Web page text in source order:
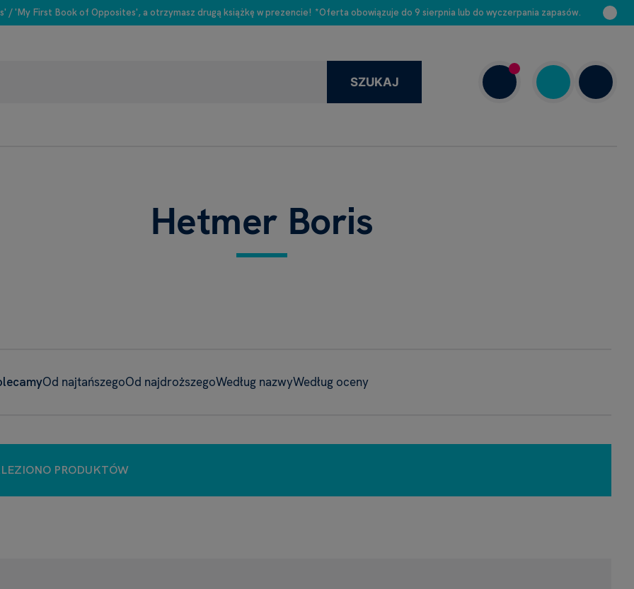
/ 'My First Book of Opposites', a otrzymasz drugą książkę w prezencie! *Oferta obowiązuje do 9 sierpnia lub do wyczerpania zapasów.
SZUKAJ
Hetmer Boris
Od najtańszegoOd najdroższegoWedług nazwyWedług oceny
PRODUKTÓW